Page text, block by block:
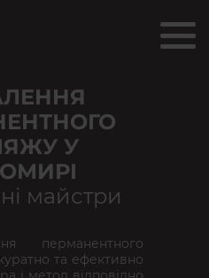
У
майстри
перманентного
та ефективно